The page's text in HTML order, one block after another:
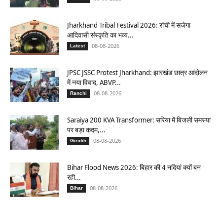
Jharkhand Tribal Festival 2026: रांची में सजेगा
आदिवासी संस्कृति का भव्य...
Latest 08-08-2026
JPSC JSSC Protest Jharkhand: झारखंड छात्र आंदोलन
में नया विवाद, ABVP...
Ranchi 08-08-2026
Saraiya 200 KVA Transformer: सरिया में बिजली समस्या
पर बड़ा कदम,...
Giridih 08-08-2026
Bihar Flood News 2026: बिहार की 4 नदियां क्यों बन
रही...
Bihar 08-08-2026